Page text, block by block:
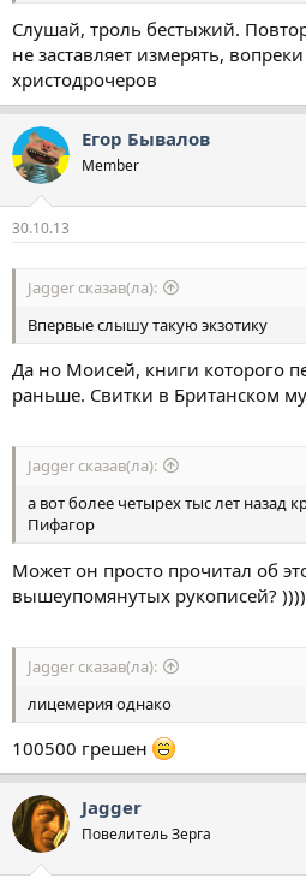
Слушай, троль бестыжий.
не заставляет измерять,
христодрочеров
Егор Бывалов
Member
30.10.13
Jagger сказав(ла):
Впервые слышу такую экзотику
Да но Моисей, книги которого
раньше. Свитки в Британском
Jagger сказав(ла):
а вот более четырех тыс лет назад
Пифагор
Может он просто прочитал об
вышеупомянутых рукописей?
Jagger сказав(ла):
лицемерия однако
100500 грешен
Jagger
Повелитель Зерга